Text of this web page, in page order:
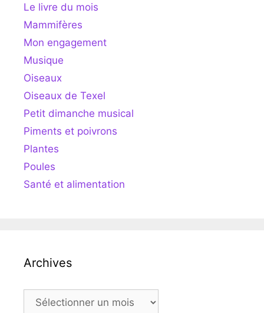
Le livre du mois
Mammifères
Mon engagement
Musique
Oiseaux
Oiseaux de Texel
Petit dimanche musical
Piments et poivrons
Plantes
Poules
Santé et alimentation
Archives
Archives